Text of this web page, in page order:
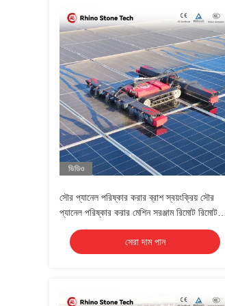
ভিডিও
সৌর প্যানেল পরিষ্কার করার ব্রাশ স্বয়ংক্রিয় সৌর
প্যানেল পরিষ্কার করার মেশিন সরঞ্জাম রিমোট রিমোট
কন্ট্রোল পিভি ক্লিনিং রোবট
সেরা দাম পান